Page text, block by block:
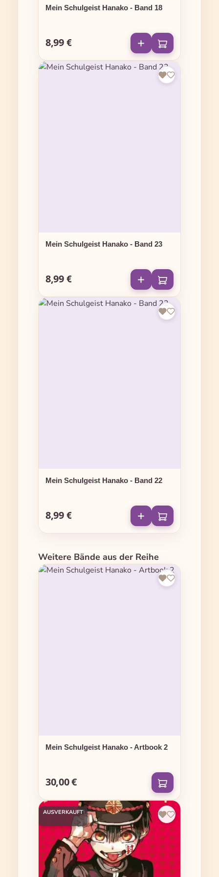
Mein Schulgeist Hanako - Band 18
Regulärer Preis:
8,99 €
Mein Schulgeist Hanako - Band 23
Regulärer Preis:
8,99 €
Mein Schulgeist Hanako - Band 22
Regulärer Preis:
8,99 €
Produktgalerie überspringen
Weitere Bände aus der Reihe
Mein Schulgeist Hanako - Artbook 2
Regulärer Preis:
30,00 €
AUSVERKAUFT